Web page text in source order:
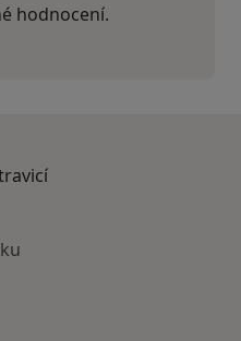
hodnocení.